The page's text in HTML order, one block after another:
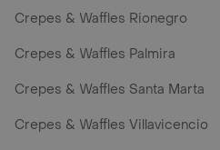
Crepes & Waffles Rionegro
Crepes & Waffles Palmira
Crepes & Waffles Santa Marta
Crepes & Waffles Villavicencio